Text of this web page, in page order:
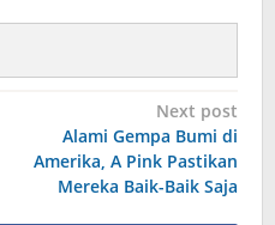
Next post
Alami Gempa Bumi di
Amerika, A Pink Pastikan
Mereka Baik-Baik Saja